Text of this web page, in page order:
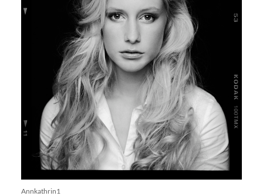
Annkathrin1